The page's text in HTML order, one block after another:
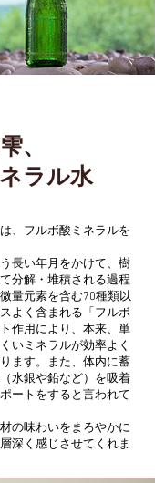
、
ラル水
、フルボ酸ミネラルを
長い年月をかけて、樹
分解・堆積される過程
量元素を含む70種類以
よく含まれる「フルボ
作用により、本来、単
いミネラルが効率よく
ます。また、体内に蓄
水銀や鉛など）を吸着
ートをすると言われて
の味わいをまろやかに
深く感じさせてくれま